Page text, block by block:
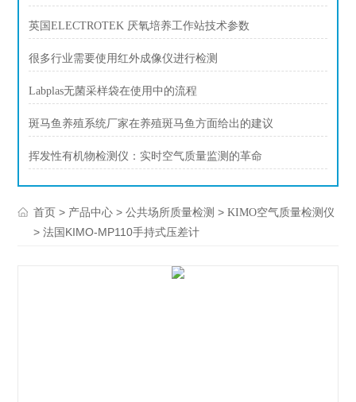
英国ELECTROTEK 厌氧培养工作站技术参数
很多行业需要使用红外成像仪进行检测
Labplas无菌采样袋在使用中的流程
斑马鱼养殖系统厂家在养殖斑马鱼方面给出的建议
挥发性有机物检测仪：实时空气质量监测的革命
首页 > 产品中心 >公共场所质量检测 >KIMO空气质量检测仪
> 法国KIMO-MP110手持式压差计